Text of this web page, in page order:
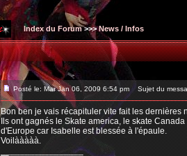
Index du Forum>>>News / Infos
Posté le: Mar Jan 06, 2009 6:54 pm Sujet du
Bon ben je vais récapituler vite fait les dernières
Ils ont gagnés le Skate america, le skate
d'Europe car Isabelle est blessée à l'épaule.
Voilààààà.
_________________